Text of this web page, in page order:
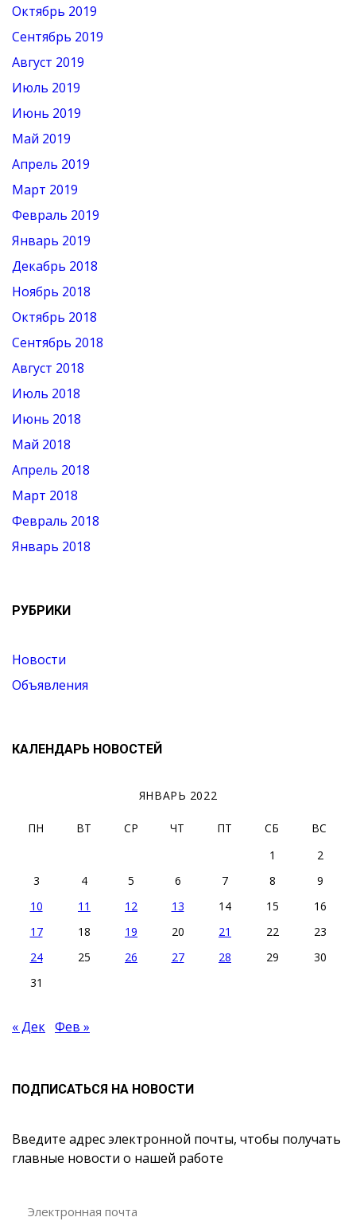
Октябрь 2019
Сентябрь 2019
Август 2019
Июль 2019
Июнь 2019
Май 2019
Апрель 2019
Март 2019
Февраль 2019
Январь 2019
Декабрь 2018
Ноябрь 2018
Октябрь 2018
Сентябрь 2018
Август 2018
Июль 2018
Июнь 2018
Май 2018
Апрель 2018
Март 2018
Февраль 2018
Январь 2018
РУБРИКИ
Новости
Объявления
КАЛЕНДАРЬ НОВОСТЕЙ
ЯНВАРЬ 2022
ПН ВТ СР ЧТ ПТ СБ
ВС
1
2
3
4 5 6 7 8
9
10
11 12 13 14 15
16
17
18 19 20 21 22
23
24
25 26 27 28 29
30
31
« Дек Фев »
ПОДПИСАТЬСЯ НА НОВОСТИ
Введите адрес электронной почты, чтобы получать
главные новости о нашей работе